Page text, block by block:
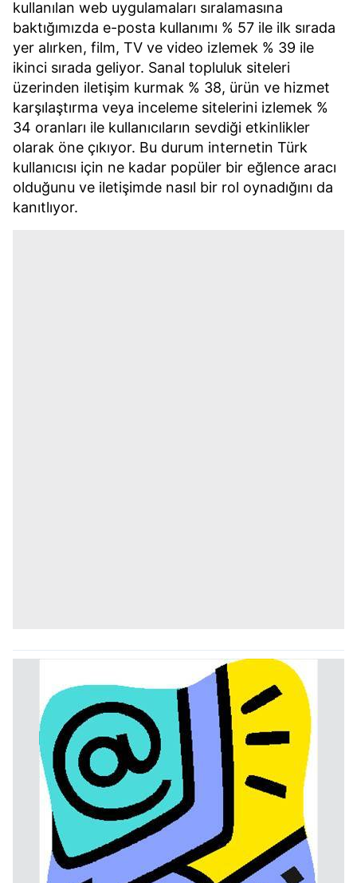
kullanılan web uygulamaları sıralamasına
baktığımızda e-posta kullanımı % 57 ile ilk sırada
yer alırken, film, TV ve video izlemek % 39 ile
ikinci sırada geliyor. Sanal topluluk siteleri
üzerinden iletişim kurmak % 38, ürün ve hizmet
karşılaştırma veya inceleme sitelerini izlemek %
34 oranları ile kullanıcıların sevdiği etkinlikler
olarak öne çıkıyor. Bu durum internetin Türk
kullanıcısı için ne kadar popüler bir eğlence aracı
olduğunu ve iletişimde nasıl bir rol oynadığını da
kanıtlıyor.